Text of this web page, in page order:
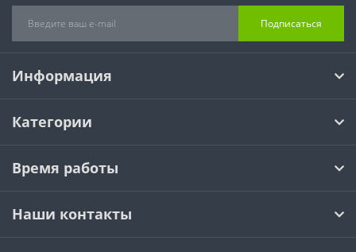
Подписаться
Информация
Категории
Время работы
Наши контакты